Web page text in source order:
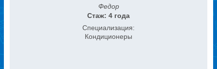
Федор
Стаж: 4 года
Специализация:
Кондиционеры